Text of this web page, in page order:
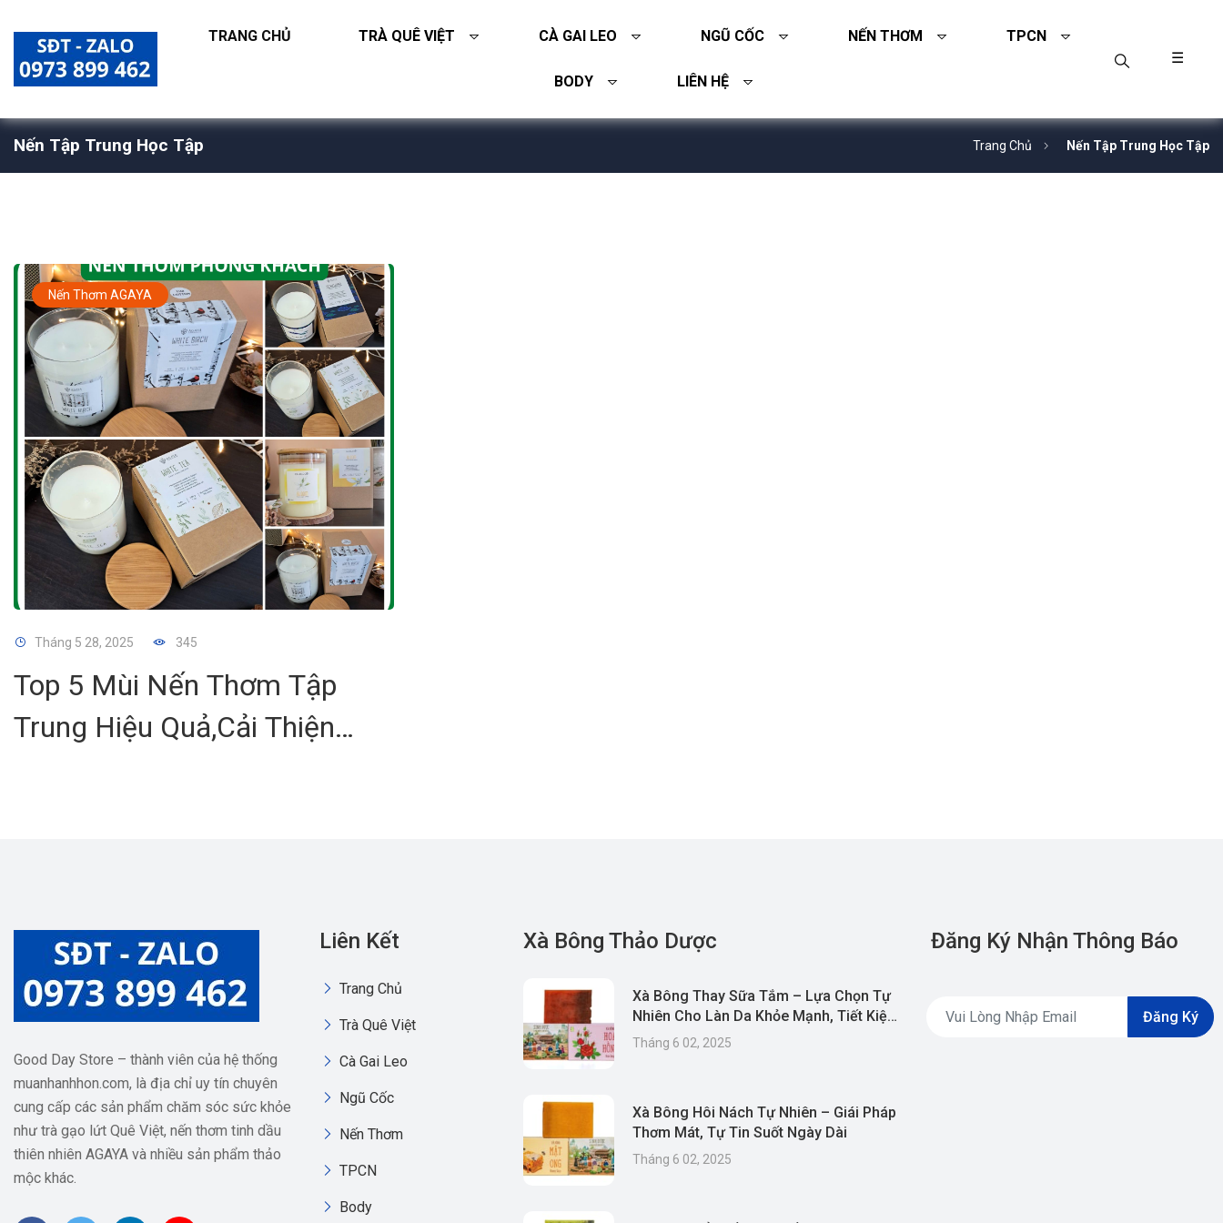
TRANG CHỦ TRÀ QUÊ VIỆT CÀ GAI LEO NGŨ CỐC NẾN THƠM TPCN
BODY LIÊN HỆ
☰
Nến Tập Trung Học Tập Trang Chủ Nến Tập Trung Học Tập
Nến Thơm AGAYA
Tháng 5 28, 2025 345
Top 5 Mùi Nến Thơm Tập
Trung Hiệu Quả,Cải Thiện
Good Day Store – thành viên của hệ thống
muanhanhhon.com, là địa chỉ uy tín chuyên
cung cấp các sản phẩm chăm sóc sức khỏe
như trà gạo lứt Quê Việt, nến thơm tinh dầu
thiên nhiên AGAYA và nhiều sản phẩm thảo
mộc khác.
Liên Kết
Trang Chủ
Trà Quê Việt
Cà Gai Leo
Ngũ Cốc
Nến Thơm
TPCN
Body
Xà Bông Thảo Dược
Xà Bông Thay Sữa Tắm – Lựa Chọn Tự
Nhiên Cho Làn Da Khỏe Mạnh, Tiết Kiệm
& Thân Thiện Môi Trường
Tháng 6 02, 2025
Xà Bông Hôi Nách Tự Nhiên – Giái Pháp
Thơm Mát, Tự Tin Suốt Ngày Dài
Tháng 6 02, 2025
Đăng Ký Nhận Thông Báo
Đăng Ký